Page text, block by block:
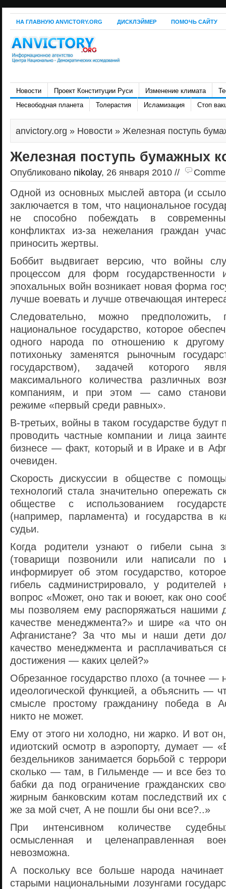
НА ГЛАВНУЮ ANVICTORY.ORG ДИСКЛЭЙМЕР ПОМОЧЬ САЙТУ
Новости Проект Конституции Руси Изменение климата
Несвободная планета
Толерастия Исламизация Стоп
anvictory.org » Новости » Железная поступь
Железная поступь бумажных
Опубликовано nikolay, 26 января 2010 //
Одной из основных мыслей автора (и
заключается в том, что национальное
не способно побеждать в
конфликтах из-за нежелания граждан
приносить жертвы.
Боббит выдвигает версию, что войны
процессом для форм государственности
эпохальных войн возникает новая форма
лучше воевать и лучше отвечающая
Следовательно, можно
национальное государство, которое
одного народа по отношению к
потихоньку заменятся рыночным
государством), задачей которого
максимального количества различных
компаниям, и при этом — само
режиме «первый среди равных».
В-третьих, войны в таком государстве будут
проводить частные компании и лица
бизнесе — факт, который и в Ираке и в
очевиден.
Скорость дискуссии в обществе с
технологий стала значительно опережать
обществе с использованием
(например, парламента) и государства в
судьи.
Когда родители узнают о гибели сына
(товарищи позвонили или написали по
информирует об этом государство,
гибель садминистрировало, у родителей
вопрос «Может, оно так и воюет, как оно
мы позволяем ему распоряжаться нашими
качестве менеджмента?» и шире «а что
Афганистане? За что мы и наши дети
качество менеджмента и расплачиваться
достижения — каких целей?»
Обрезанное государство плохо (а точнее —
идеологической функцией, а объяснить —
смысле простому гражданину победа в
никто не может.
Ему от этого ни холодно, ни жарко. И вот
идиотский осмотр в аэропорту, думает —
бездельников занимается борьбой с
сколько — там, в Гильменде — и все без
бабки да под ограничение гражданских
жирным банковским котам последствий их
же за мой счет, А не пошли бы они все?..»
При интенсивном количестве
осмысленная и целенаправленная
невозможна.
А поскольку все больше народа
старыми национальными лозунгами